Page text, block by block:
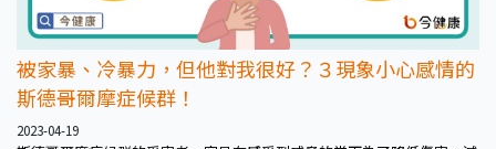
被家暴、冷暴力，但他對我很好？３現象小心感情的
斯德哥爾摩症候群！
2023-04-19